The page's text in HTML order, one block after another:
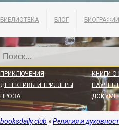
БИБЛИОТЕКА БЛОГ БИОГРАФИИ
ПРИКЛЮЧЕНИЯ
ДЕТЕКТИВЫ И ТРИЛЛЕРЫ
ПРОЗА
КНИГИ О
booksdaily.club »Религия и